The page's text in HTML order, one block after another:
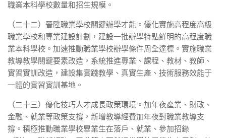
職業本科學校數量和招生規模。
（二十二）晉陞職業學校關鍵辦學才能。優化實施高程度高級
職業學校和專業建設計劃，建設一批辦學特點鮮明的高程度職
業本科學校。加速推動職業學校辦學條件周全達標。實施職業
教導教學關鍵要素改造，系統推進專業、課程、教材、教師、
實習實訓改造，建設集實踐教學、真實生產、技術服務效能于
一體的實習實訓基地。
（二十三）優化技巧人才成長政策環境。加年夜產業、財政、
金融、就業等政策支撐，新增教導經費加年夜對職業教導支
撐。積極推動職業學校畢業生在落戶、就業、參加招錄